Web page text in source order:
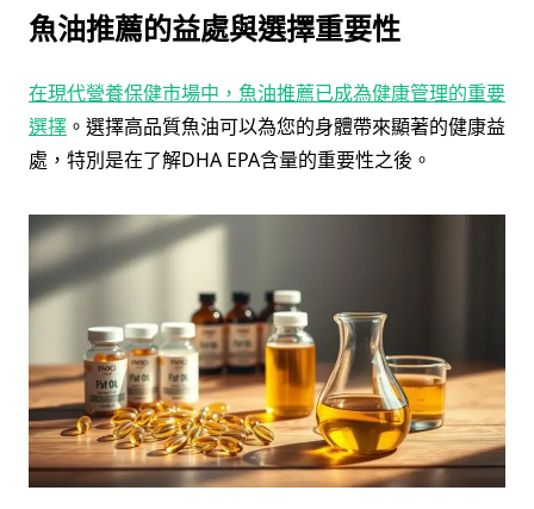
魚油推薦的益處與選擇重要性
在現代營養保健市場中，魚油推薦已成為健康管理的重要
選擇 。選擇高品質魚油可以為您的身體帶來顯著的健康益
處，特別是在了解DHA EPA含量的重要性之後。